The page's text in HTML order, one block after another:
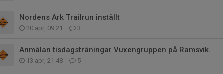
Nordens Ark Trailrun inställt
20 apr, 09:21 3
Anmälan tisdagsträningar Vuxengruppen på Ramsvik.
13 apr, 21:48 5